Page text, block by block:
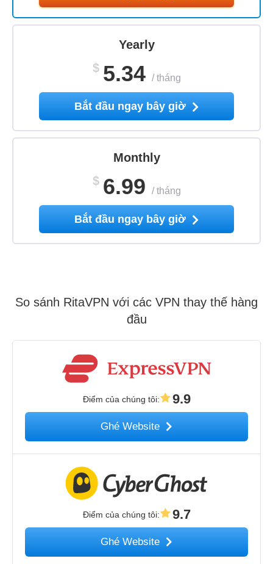
Yearly
$ 5.34 /tháng
Bắt đầu ngay bây giờ
Monthly
$ 6.99 /tháng
Bắt đầu ngay bây giờ
So sánh RitaVPN với các VPN thay thế hàng
đầu
Điểm của chúng tôi: 9.9
Ghé Website
Điểm của chúng tôi: 9.7
Ghé Website